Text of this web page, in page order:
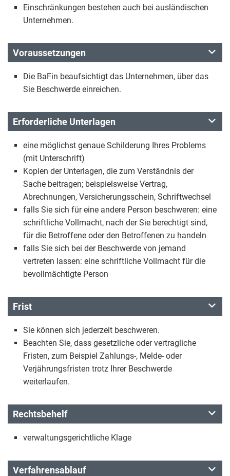
Einschränkungen bestehen auch bei ausländischen
Unternehmen.
Voraussetzungen
Die BaFin beaufsichtigt das Unternehmen, über das
Sie Beschwerde einreichen.
Erforderliche Unterlagen
eine möglichst genaue Schilderung Ihres Problems
(mit Unterschrift)
Kopien der Unterlagen, die zum Verständnis der
Sache beitragen; beispielsweise Vertrag,
Abrechnungen, Versicherungsschein, Schriftwechsel
falls Sie sich für eine andere Person beschweren: eine
schriftliche Vollmacht, nach der Sie berechtigt sind,
für die Betroffene oder den Betroffenen zu handeln
falls Sie sich bei der Beschwerde von jemand
vertreten lassen: eine schriftliche Vollmacht für die
bevollmächtigte Person
Frist
Sie können sich jederzeit beschweren.
Beachten Sie, dass gesetzliche oder vertragliche
Fristen, zum Beispiel Zahlungs-, Melde- oder
Verjährungsfristen trotz Ihrer Beschwerde
weiterlaufen.
Rechtsbehelf
verwaltungsgerichtliche Klage
Verfahrensablauf